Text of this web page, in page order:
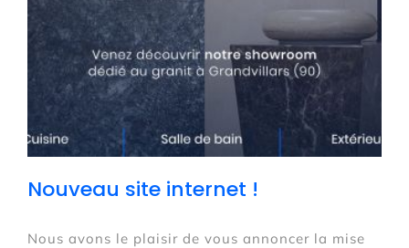
Nouveau site internet !
Nous avons le plaisir de vous annoncer la mise